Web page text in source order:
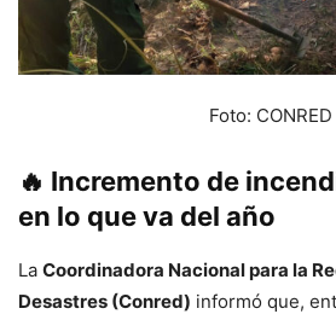
Foto: CONRED
🔥 Incremento de
en lo que va del año
La Coordinadora Nacional para la
Desastres (Conred) informó que,